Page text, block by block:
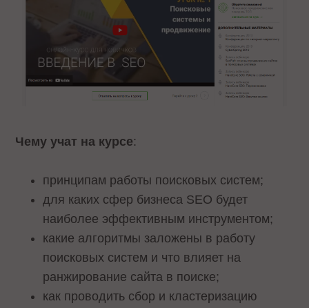
Чему учат на курсе:
принципам работы поисковых систем;
для каких сфер бизнеса SEO будет
наиболее эффективным инструментом;
какие алгоритмы заложены в работу
поисковых систем и что влияет на
ранжирование сайта в поиске;
как проводить сбор и кластеризацию